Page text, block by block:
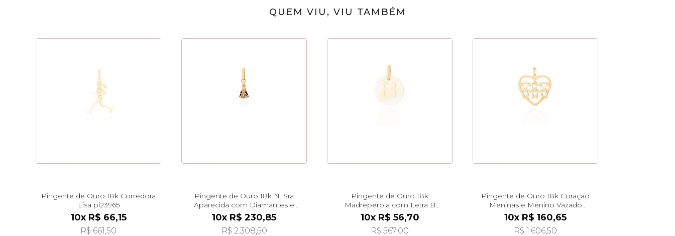
QUEM VIU, VIU TAMBÉM
Pingente de Ouro 18k Corredora
Lisa pi23965
10x R$ 66,15
R$ 661,50
Pingente de Ouro 18k N. Sra
Aparecida com Diamantes e
Safiras pi23679
10x R$ 230,85
R$ 2.308,50
Pingente de Ouro 18k
Madrepérola com Letra B
Pendurada pi24476
10x R$ 56,70
R$ 567,00
Pingente de Ouro 18k Coração
Meninas e Menino Vazado
pi24484
10x R$ 160,65
R$ 1.606,50